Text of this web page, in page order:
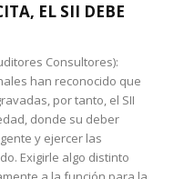
EL SII DEBE
Consultores):
han reconocido que
por tanto, el SII
donde su deber
y ejercer las
Exigirle algo distinto